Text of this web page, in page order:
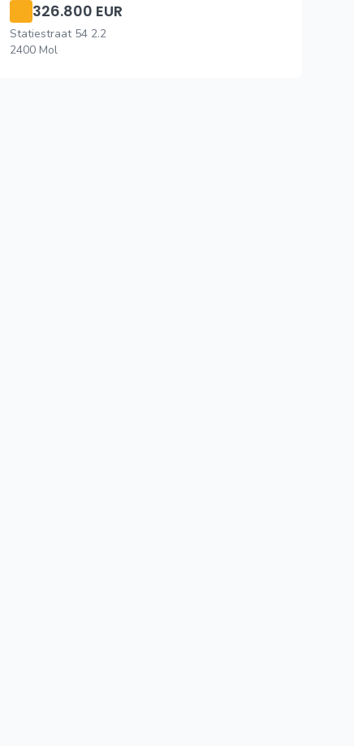
326.800 EUR
Statiestraat 54 2.2
2400 Mol